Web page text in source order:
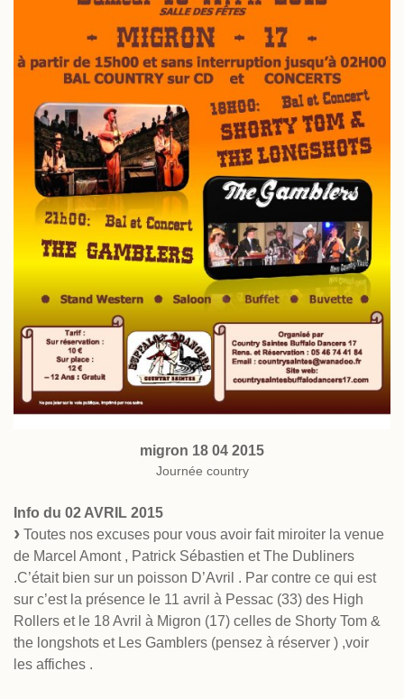
migron 18 04 2015
Journée country
Info du 02 AVRIL 2015
Toutes nos excuses pour vous avoir fait miroiter la venue
de Marcel Amont , Patrick Sébastien et The Dubliners
.C’était bien sur un poisson D’Avril . Par contre ce qui est
sur c’est la présence le 11 avril à Pessac (33) des High
Rollers et le 18 Avril à Migron (17) celles de Shorty Tom &
the longshots et Les Gamblers (pensez à réserver ) ,voir
les affiches .